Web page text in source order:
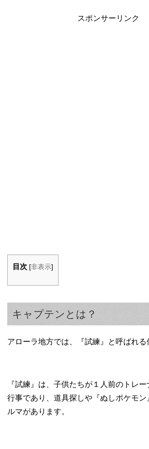
スポンサーリンク
目次 [非表示]
キャプテンとは？
アローラ地方では、『試練』と呼ばれる
『試練』は、子供たちが１人前のトレ
行事であり、道具探しや『ぬしポケモン
ルマがあります。